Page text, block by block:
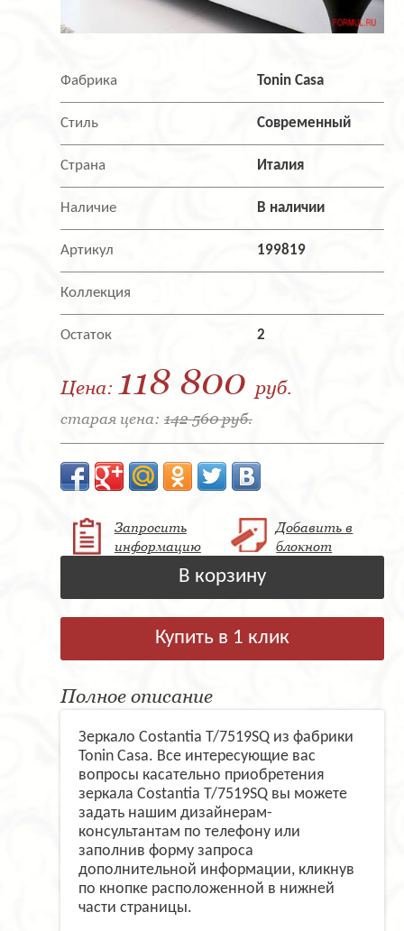
Фабрика Tonin Casa
Стиль Современный
Страна Италия
Наличие В наличии
Артикул 199819
Коллекция
Остаток 2
Цена: 118 800 руб.
старая цена: 142 560 руб.
Запросить
информацию
Добавить в
блокнот
В корзину
Купить в 1 клик
Полное описание
Зеркало Costantia T/7519SQ из фабрики
Tonin Casa. Все интересующие вас
вопросы касательно приобретения
зеркала Costantia T/7519SQ вы можете
задать нашим дизайнерам-
консультантам по телефону или
заполнив форму запроса
дополнительной информации, кликнув
по кнопке расположенной в нижней
части страницы.